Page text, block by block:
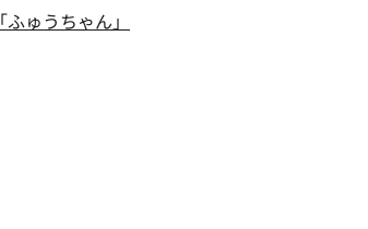
「ふゅうちゃん」